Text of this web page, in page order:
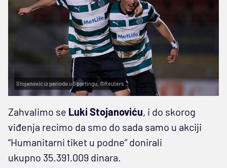
Stojanović iz perioda u Sportingu, ©Reuters
Zahvalimo se Luki Stojanoviću, i do skorog
viđenja recimo da smo do sada samo u akciji
“Humanitarni tiket u podne” donirali
ukupno 35.391.009 dinara.